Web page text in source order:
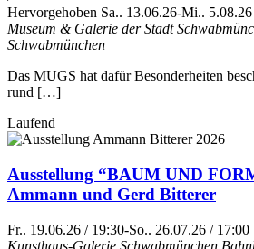
Hervorgehoben Sa.. 13.06.26-Mi.. 5.08.26
Museum & Galerie der Stadt
Schwabmünchen
Das MUGS hat dafür Besonderheiten
rund […]
Laufend
Ausstellung “BAUM UND
Ammann und Gerd Bitterer
Fr.. 19.06.26 / 19:30-So.. 26.07.26 / 17:00
Kunsthaus-Galerie Schwabmünchen